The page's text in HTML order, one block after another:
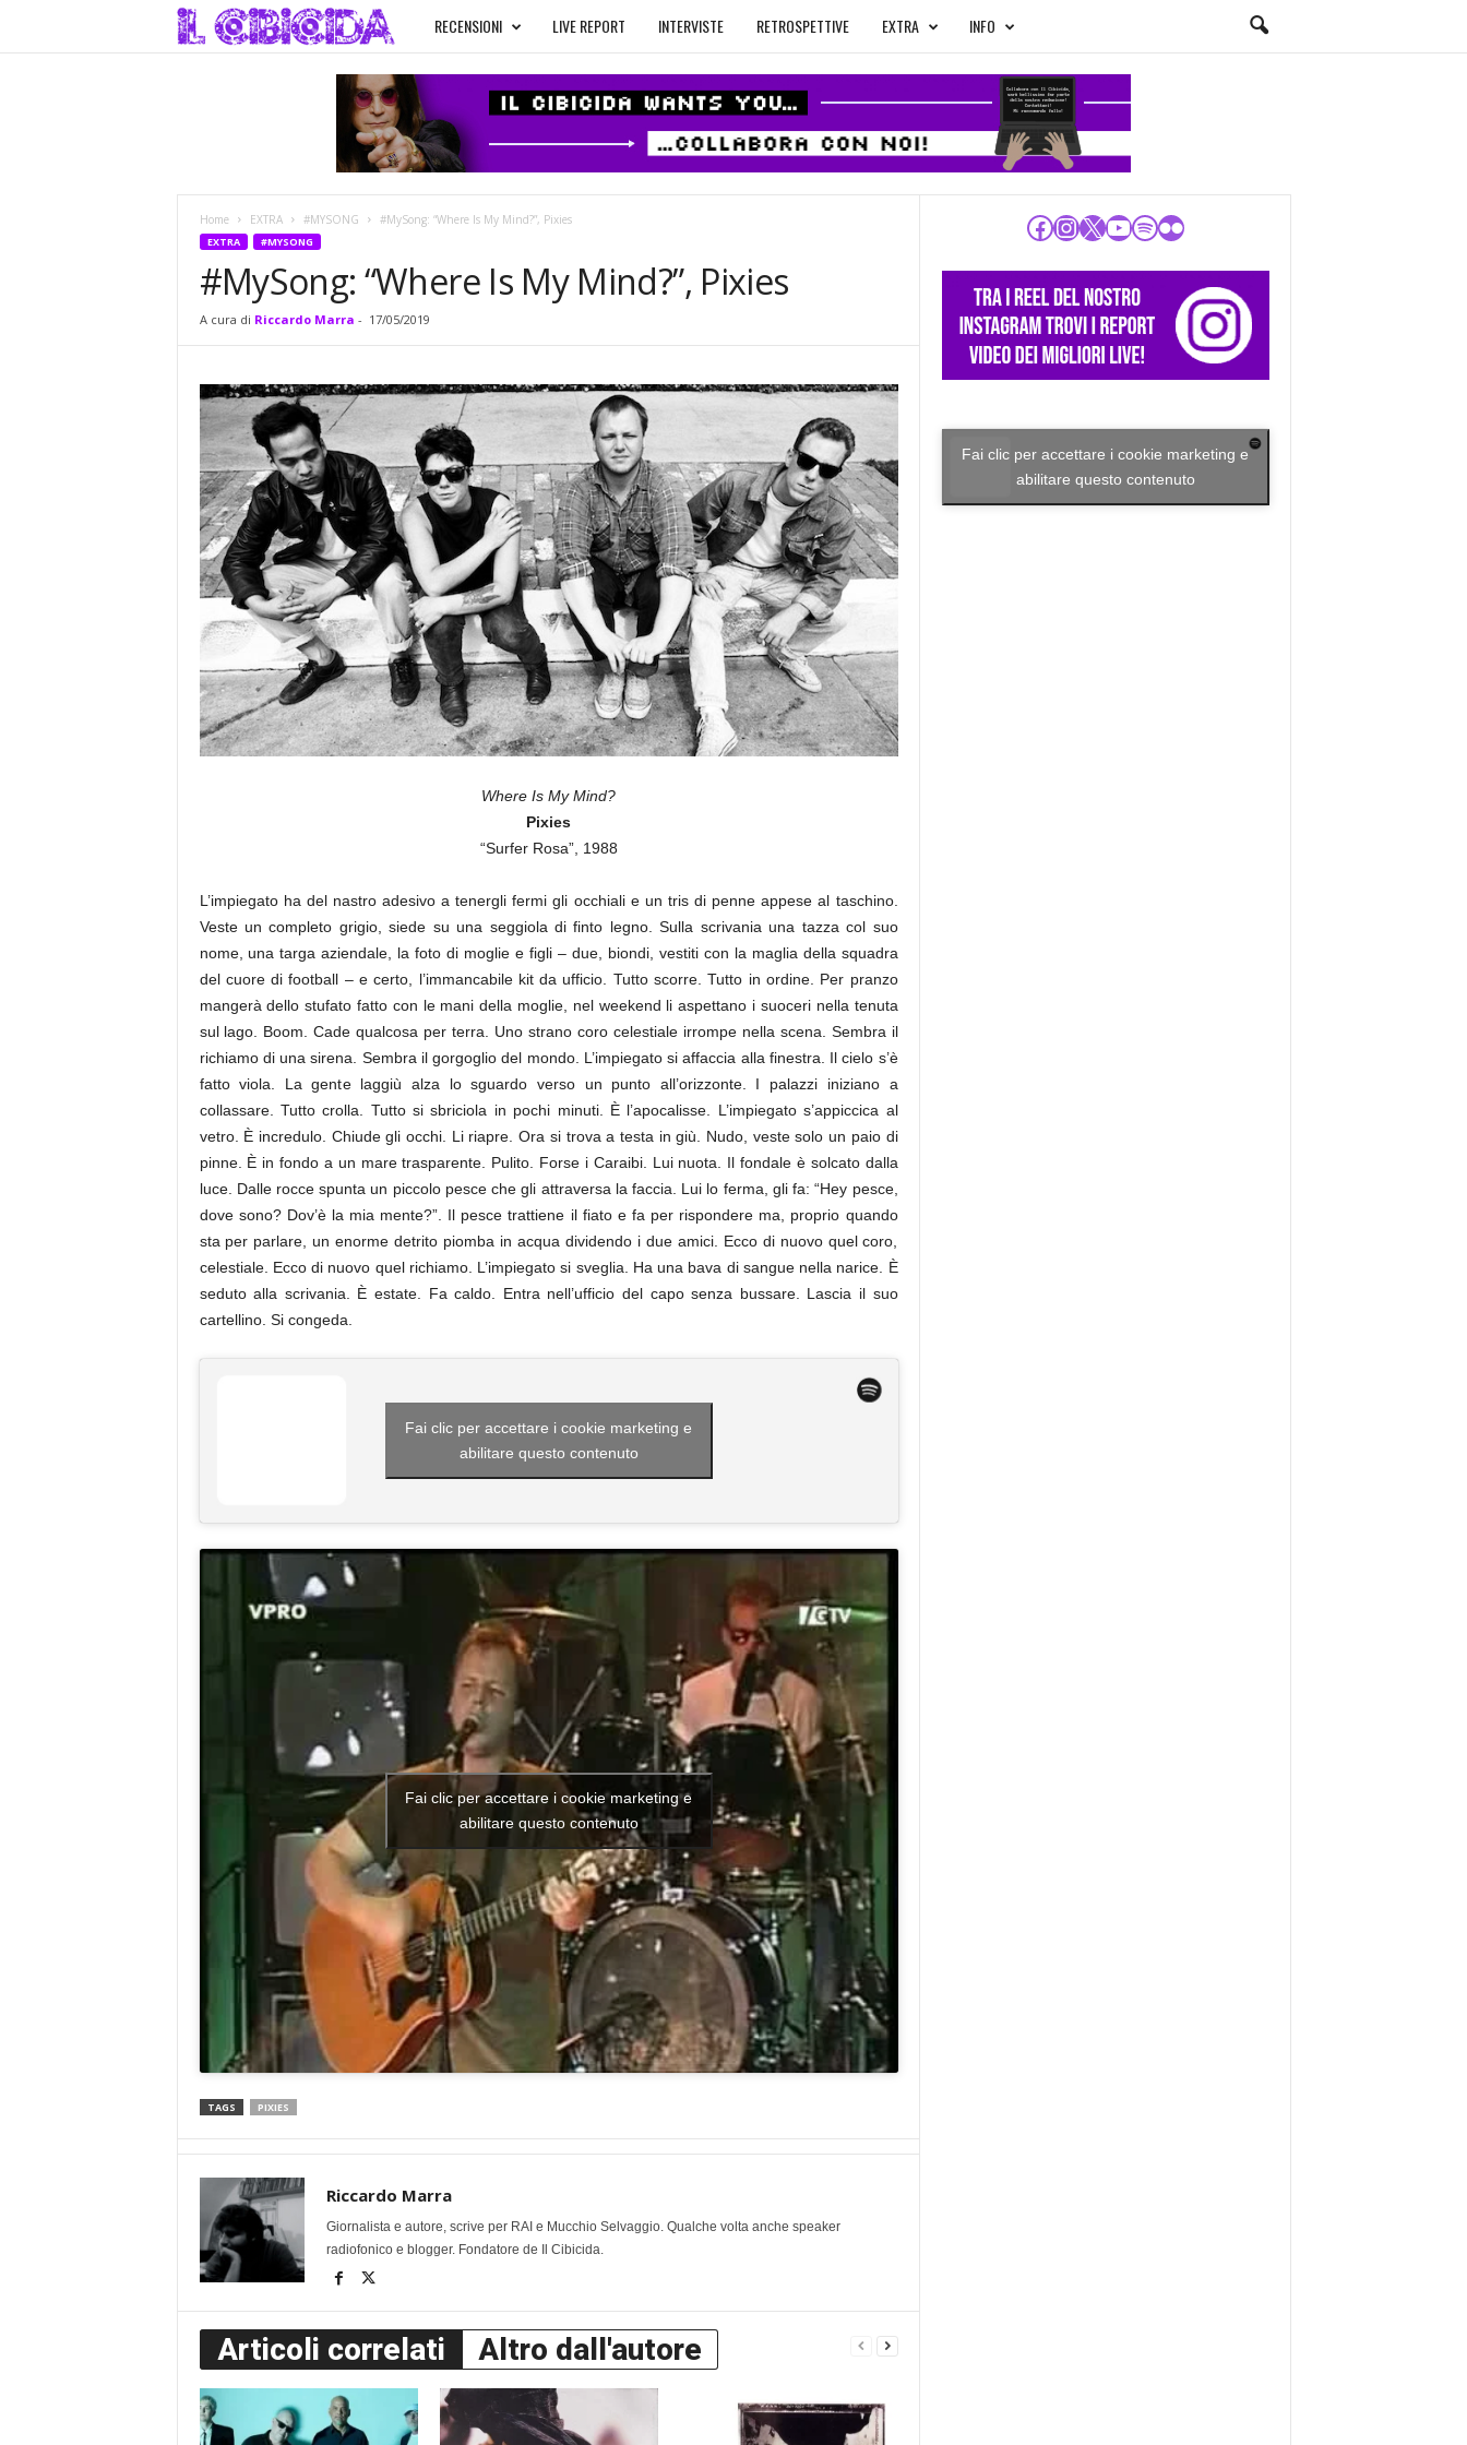
l
C
i
d
a
RECENSIONI LIVE REPORT INTERVISTE RETROSPETTIVE EXTRA INFO
Home EXTRA #MYSONG #MySong: “Where Is My Mind?”, Pixies
EXTRA #MYSONG
#MySong: “Where Is My Mind?”, Pixies
A cura di Riccardo Marra - 17/05/2019
Where Is My Mind?
Pixies
“Surfer Rosa”, 1988
L’impiegato ha del nastro adesivo a tenergli fermi gli occhiali e un tris di penne appese al taschino.
Veste un completo grigio, siede su una seggiola di finto legno. Sulla scrivania una tazza col suo
nome, una targa aziendale, la foto di moglie e figli – due, biondi, vestiti con la maglia della squadra
del cuore di football – e certo, l’immancabile kit da ufficio. Tutto scorre. Tutto in ordine. Per pranzo
mangerà dello stufato fatto con le mani della moglie, nel weekend li aspettano i suoceri nella tenuta
sul lago. Boom. Cade qualcosa per terra. Uno strano coro celestiale irrompe nella scena. Sembra il
richiamo di una sirena. Sembra il gorgoglio del mondo. L’impiegato si affaccia alla finestra. Il cielo s’è
fatto viola. La gente laggiù alza lo sguardo verso un punto all’orizzonte. I palazzi iniziano a
collassare. Tutto crolla. Tutto si sbriciola in pochi minuti. È l’apocalisse. L’impiegato s’appiccica al
vetro. È incredulo. Chiude gli occhi. Li riapre. Ora si trova a testa in giù. Nudo, veste solo un paio di
pinne. È in fondo a un mare trasparente. Pulito. Forse i Caraibi. Lui nuota. Il fondale è solcato dalla
luce. Dalle rocce spunta un piccolo pesce che gli attraversa la faccia. Lui lo ferma, gli fa: “Hey pesce,
dove sono? Dov’è la mia mente?”. Il pesce trattiene il fiato e fa per rispondere ma, proprio quando
sta per parlare, un enorme detrito piomba in acqua dividendo i due amici. Ecco di nuovo quel coro,
celestiale. Ecco di nuovo quel richiamo. L’impiegato si sveglia. Ha una bava di sangue nella narice. È
seduto alla scrivania. È estate. Fa caldo. Entra nell’ufficio del capo senza bussare. Lascia il suo
cartellino. Si congeda.
Fai clic per accettare i cookie marketing e
abilitare questo contenuto
Fai clic per accettare i cookie marketing e
abilitare questo contenuto
TAGS PIXIES
Riccardo Marra
Giornalista e autore, scrive per RAI e Mucchio Selvaggio. Qualche volta anche speaker
radiofonico e blogger. Fondatore de Il Cibicida.
Articoli correlati Altro dall'autore
Facebook
Instagram
X YouTube
Spotify
Flickr
Fai clic per accettare i cookie marketing e
abilitare questo contenuto